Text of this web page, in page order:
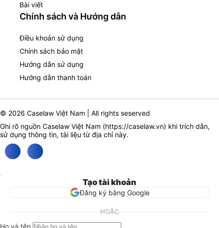
Bài viết
Chính sách và Hướng dẫn
Điều khoản sử dụng
Chính sách bảo mật
Hướng dẫn sử dụng
Hướng dẫn thanh toán
© 2026 Caselaw Việt Nam | All rights seserved
Ghi rõ nguồn Caselaw Việt Nam (https://caselaw.vn) khi trích dẫn,
sử dụng thông tin, tài liệu từ địa chỉ này.
Tạo tài khoản
Đăng ký bằng Google
HOẶC
Họ và tên